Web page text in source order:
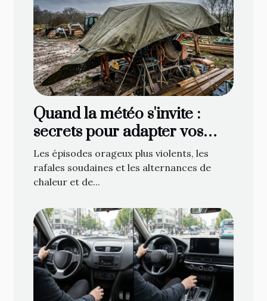
Quand la météo s'invite :
secrets pour adapter vos
bâches face aux caprices du
temps
Les épisodes orageux plus violents, les
rafales soudaines et les alternances de
chaleur et de...